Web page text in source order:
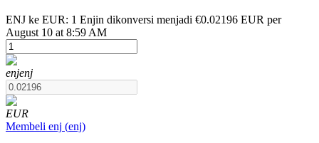
USDT Berjangka
ENJ ke EUR: 1 Enjin dikonversi menjadi €0.02196 EUR per
August 10 at 8:59 AM
enjenj
EUR
Membeli enj (enj)